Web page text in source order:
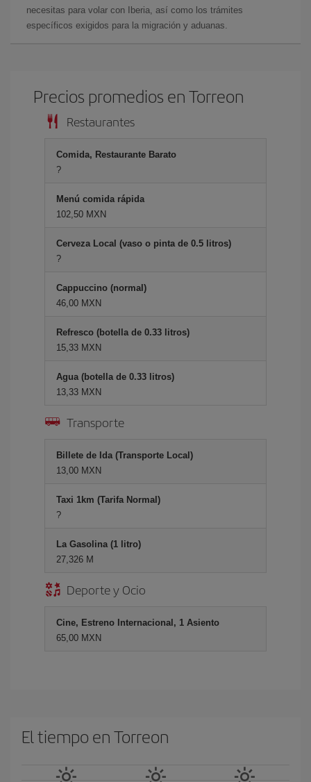
necesitas para volar con Iberia, así como los trámites
específicos exigidos para la migración y aduanas.
Precios promedios en Torreon
Restaurantes
Comida, Restaurante Barato
?
Menú comida rápida
102,50 MXN
Cerveza Local (vaso o pinta de 0.5 litros)
?
Cappuccino (normal)
46,00 MXN
Refresco (botella de 0.33 litros)
15,33 MXN
Agua (botella de 0.33 litros)
13,33 MXN
Transporte
Billete de Ida (Transporte Local)
13,00 MXN
Taxi 1km (Tarifa Normal)
?
La Gasolina (1 litro)
27,326 M
Deporte y Ocio
Cine, Estreno Internacional, 1 Asiento
65,00 MXN
El tiempo en Torreon